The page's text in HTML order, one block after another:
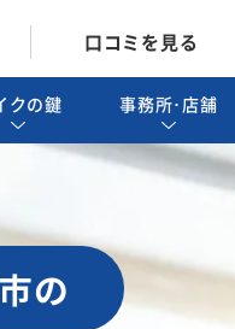
口コミを見る
クの鍵 事務所･店舗
の